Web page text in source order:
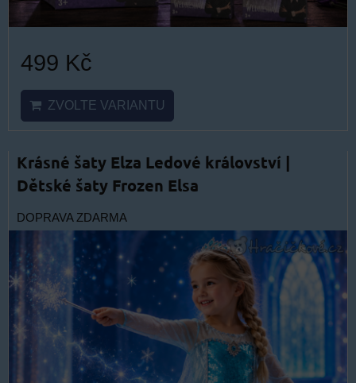
499 Kč
ZVOLTE VARIANTU
Krásné šaty Elza Ledové království |
Dětské šaty Frozen Elsa
DOPRAVA ZDARMA